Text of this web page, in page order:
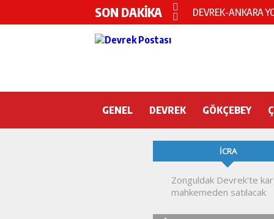
SON DAKİKA
DEVREK-ANKARA
DEVREK
KURA İÇİN 2 BAKAN
Devrek Engelsiz
GENEL DEVREK GÖKÇEBEY